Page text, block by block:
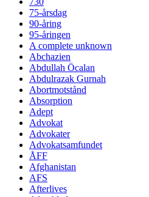
75-årsdag
90-åring
95-åringen
A complete unknown
Abchazien
Abdullah Öcalan
Abdulrazak Gurnah
Abortmotstånd
Absorption
Adept
Advokat
Advokater
Advokatsamfundet
ÅFF
Afghanistan
AFS
Afterlives